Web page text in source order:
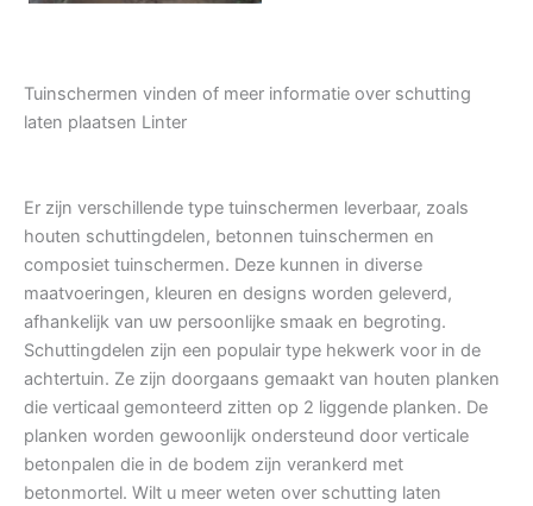
Tuinschermen vinden of meer informatie over schutting
laten plaatsen Linter
Er zijn verschillende type tuinschermen leverbaar, zoals
houten schuttingdelen, betonnen tuinschermen en
composiet tuinschermen. Deze kunnen in diverse
maatvoeringen, kleuren en designs worden geleverd,
afhankelijk van uw persoonlijke smaak en begroting.
Schuttingdelen zijn een populair type hekwerk voor in de
achtertuin. Ze zijn doorgaans gemaakt van houten planken
die verticaal gemonteerd zitten op 2 liggende planken. De
planken worden gewoonlijk ondersteund door verticale
betonpalen die in de bodem zijn verankerd met
betonmortel. Wilt u meer weten over schutting laten